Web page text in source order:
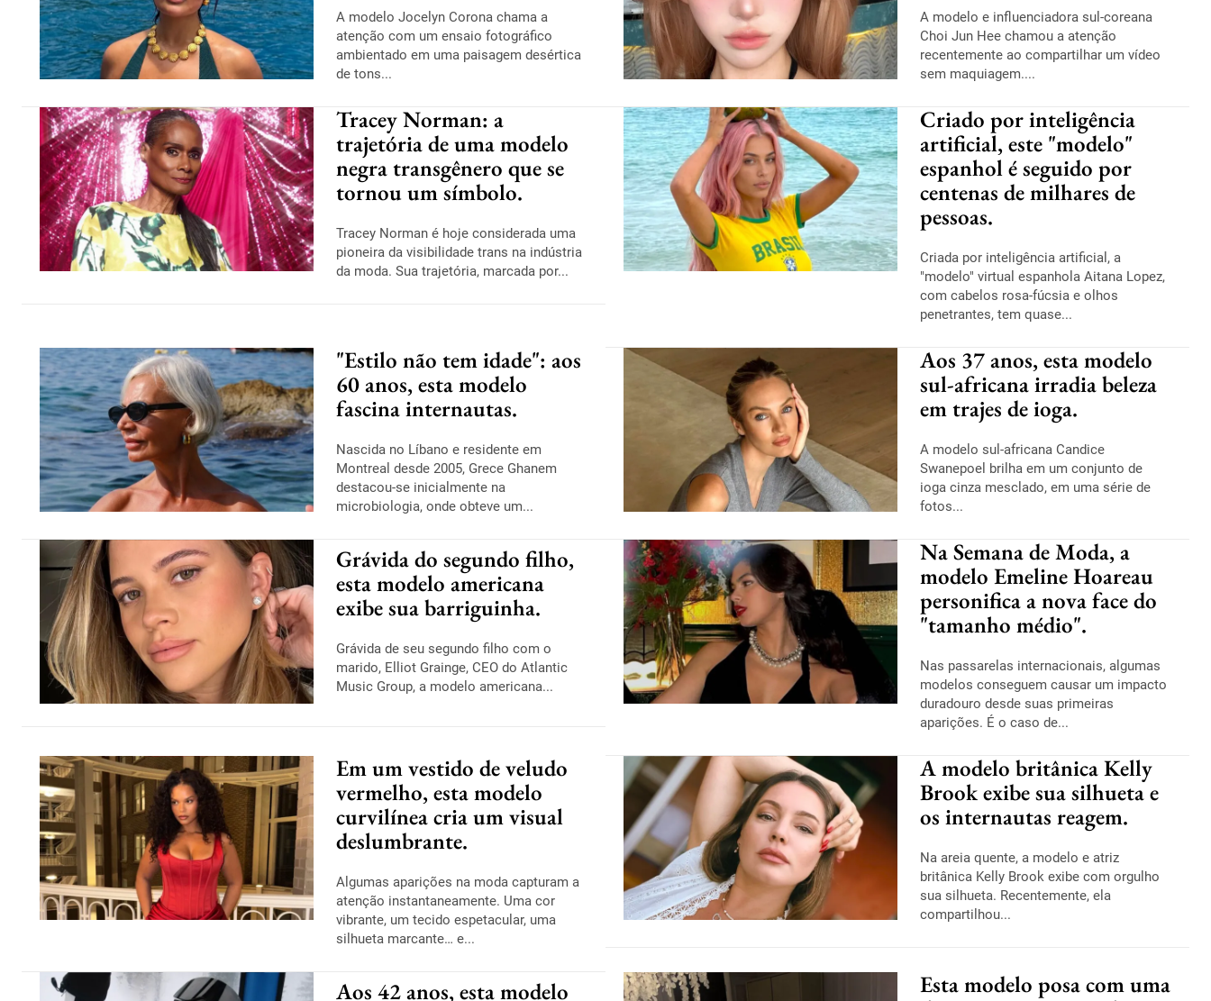
A modelo Jocelyn Corona chama a
atenção com um ensaio fotográfico
ambientado em uma paisagem desértica
de tons...
A modelo e influenciadora sul-coreana
Choi Jun Hee chamou a atenção
recentemente ao compartilhar um vídeo
sem maquiagem....
Tracey Norman: a
trajetória de uma modelo
negra transgênero que se
tornou um símbolo.
Tracey Norman é hoje considerada uma
pioneira da visibilidade trans na indústria
da moda. Sua trajetória, marcada por...
Criado por inteligência
artificial, este "modelo"
espanhol é seguido por
centenas de milhares de
pessoas.
Criada por inteligência artificial, a
"modelo" virtual espanhola Aitana Lopez,
com cabelos rosa-fúcsia e olhos
penetrantes, tem quase...
"Estilo não tem idade": aos
60 anos, esta modelo
fascina internautas.
Nascida no Líbano e residente em
Montreal desde 2005, Grece Ghanem
destacou-se inicialmente na
microbiologia, onde obteve um...
Aos 37 anos, esta modelo
sul-africana irradia beleza
em trajes de ioga.
A modelo sul-africana Candice
Swanepoel brilha em um conjunto de
ioga cinza mesclado, em uma série de
fotos...
Grávida do segundo filho,
esta modelo americana
exibe sua barriguinha.
Grávida de seu segundo filho com o
marido, Elliot Grainge, CEO do Atlantic
Music Group, a modelo americana...
Na Semana de Moda, a
modelo Emeline Hoareau
personifica a nova face do
"tamanho médio".
Nas passarelas internacionais, algumas
modelos conseguem causar um impacto
duradouro desde suas primeiras
aparições. É o caso de...
Em um vestido de veludo
vermelho, esta modelo
curvilínea cria um visual
deslumbrante.
Algumas aparições na moda capturam a
atenção instantaneamente. Uma cor
vibrante, um tecido espetacular, uma
silhueta marcante… e...
A modelo britânica Kelly
Brook exibe sua silhueta e
os internautas reagem.
Na areia quente, a modelo e atriz
britânica Kelly Brook exibe com orgulho
sua silhueta. Recentemente, ela
compartilhou...
Aos 42 anos, esta modelo
Esta modelo posa com uma